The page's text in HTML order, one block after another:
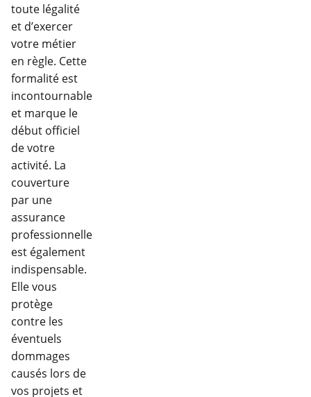
toute légalité
et d’exercer
votre métier
en règle. Cette
formalité est
incontournable
et marque le
début officiel
de votre
activité. La
couverture
par une
assurance
professionnelle
est également
indispensable.
Elle vous
protège
contre les
éventuels
dommages
causés lors de
vos projets et